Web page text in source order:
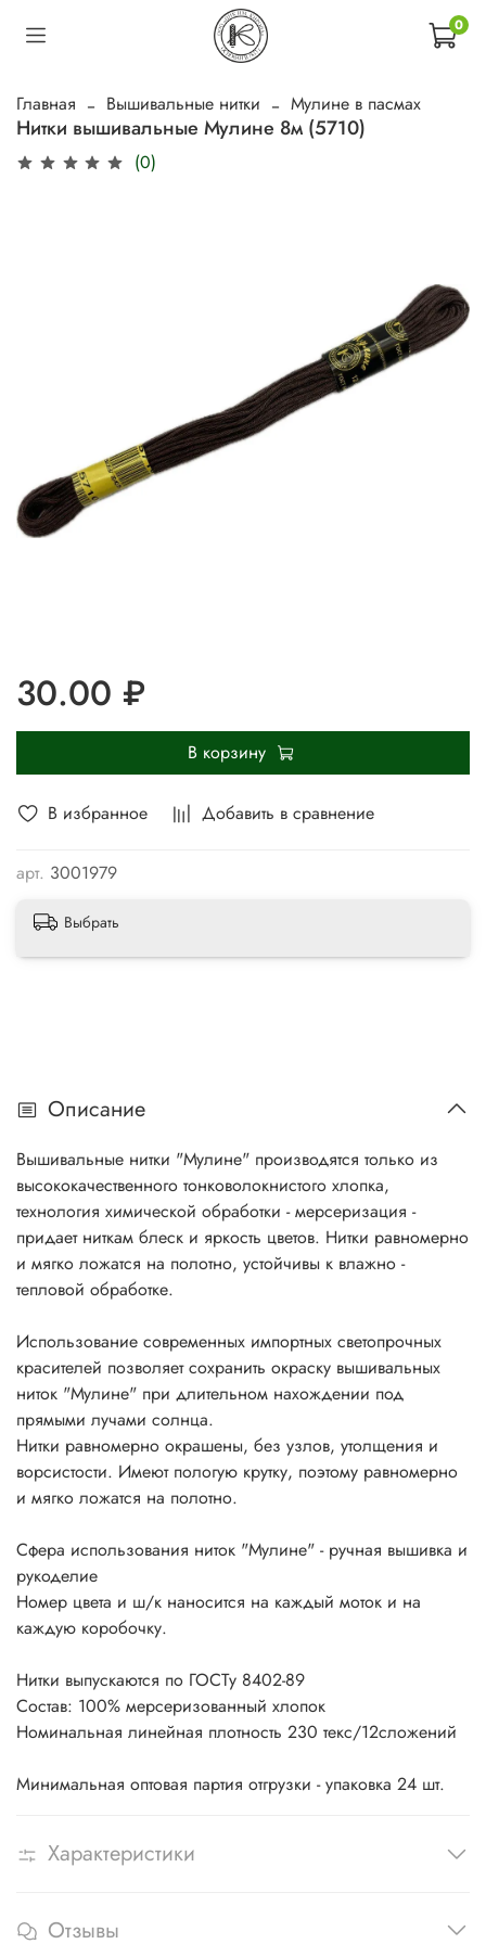
0
Главная Вышивальные нитки Мулине в пасмах
Нитки вышивальные Мулине 8м (5710)
(0)
В избранное Добавить в сравнение
арт. 3001979
30.00 ₽
В корзину
Выбрать
Описание
Вышивальные нитки "Мулине" производятся только из
высококачественного тонковолокнистого хлопка,
технология химической обработки - мерсеризация -
придает ниткам блеск и яркость цветов. Нитки равномерно
и мягко ложатся на полотно, устойчивы к влажно -
тепловой обработке.
Использование современных импортных светопрочных
красителей позволяет сохранить окраску вышивальных
ниток "Мулине" при длительном нахождении под
прямыми лучами солнца.
Нитки равномерно окрашены, без узлов, утолщения и
ворсистости. Имеют пологую крутку, поэтому равномерно
и мягко ложатся на полотно.
Сфера использования ниток "Мулине" - ручная вышивка и
рукоделие
Номер цвета и ш/к наносится на каждый моток и на
каждую коробочку.
Нитки выпускаются по ГОСТу 8402-89
Состав: 100% мерсеризованный хлопок
Номинальная линейная плотность 230 текс/12сложений
Минимальная оптовая партия отгрузки - упаковка 24 шт.
Характеристики
Отзывы